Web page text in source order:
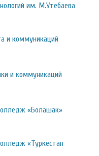
им. М.Утебаева
и коммуникаций
и коммуникаций
«Болашак»
«Туркестан